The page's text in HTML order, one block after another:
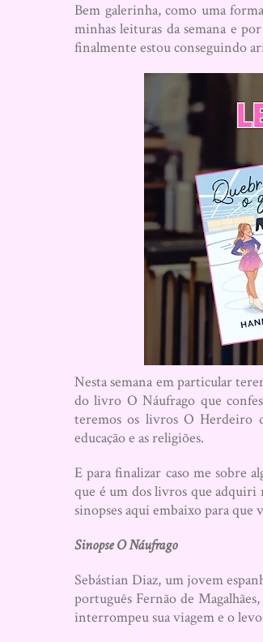
Bem galerinha, como uma
minhas leituras da semana e
finalmente estou conseguindo
Nesta semana em particular
do livro O Náufrago que
teremos os livros O Herdeiro
educação e as religiões.
E para finalizar caso me sobre
que é um dos livros que adquiri
sinopses aqui embaixo para que
Sinopse O Náufrago
Sebástian Diaz, um jovem
português Fernão de
interrompeu sua viagem e o